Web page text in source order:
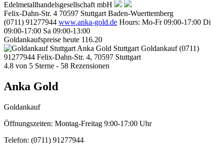
Edelmetallhandelsgesellschaft mbH
Felix-Dahn-Str. 4 70597 Stuttgart Baden-Wuerttemberg
(0711) 91277944 www.anka-gold.de Hours: Mo-Fr 09:00-17:00 Di
09:00-17:00 Sa 09:00-13:00
Goldankaufspreise heute 116.20
Anka Gold Stuttgart Goldankauf (0711)
91277944 Felix-Dahn-Str. 4, 70597 Stuttgart
4.8 von 5 Sterne - 58 Rezensionen
Anka Gold
Goldankauf
Öffnungszeiten: Montag-Freitag 9:00-17:00 Uhr
Telefon: (0711) 91277944